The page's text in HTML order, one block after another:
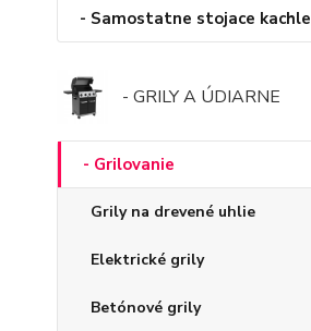
- Samostatne stojace kachle
- GRILY A ÚDIARNE
- Grilovanie
Grily na drevené uhlie
Elektrické grily
Betónové grily